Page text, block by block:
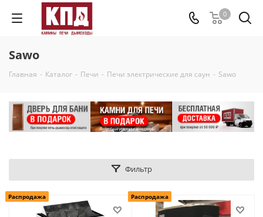
0
Sawo
Главная - Каталог - Печи - Печи электрические для саун - Sawo
Фильтр
Распродажа Распродажа